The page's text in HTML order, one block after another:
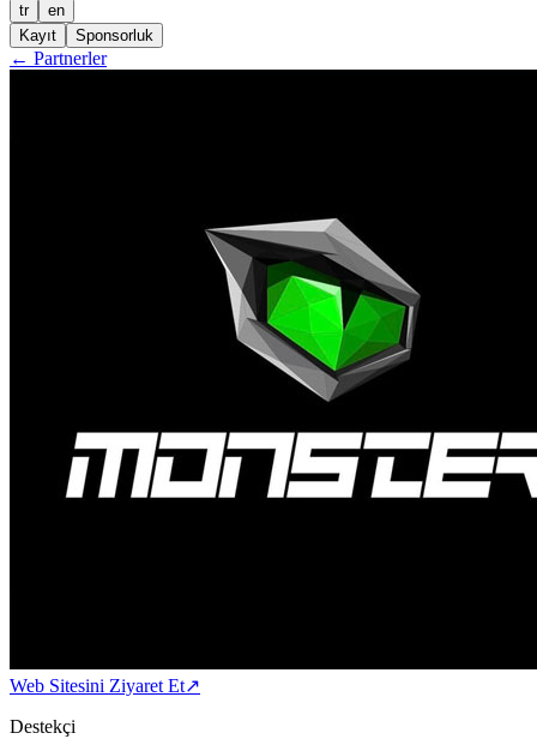
tr
en
Kayıt
Sponsorluk
← Partnerler
Web Sitesini Ziyaret Et↗
Destekçi